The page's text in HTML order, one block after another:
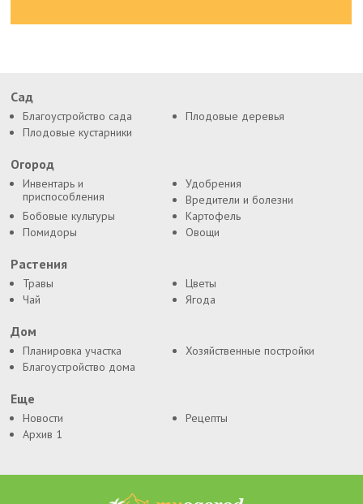
Сад
Благоустройство сада
Плодовые деревья
Плодовые кустарники
Огород
Инвентарь и
приспособления
Удобрения
Вредители и болезни
Бобовые культуры
Картофель
Помидоры
Овощи
Растения
Травы
Цветы
Чай
Ягода
Дом
Планировка участка
Хозяйственные постройки
Благоустройство дома
Еще
Новости
Рецепты
Архив 1